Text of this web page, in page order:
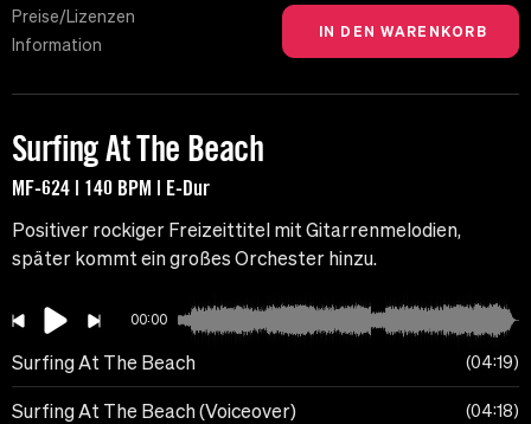
Preise/Lizenzen
Information
Surfing At The Beach
MF-624 | 140 BPM | E-Dur
Positiver rockiger Freizeittitel mit Gitarrenmelodien,
später kommt ein großes Orchester hinzu.
00:00
Surfing At The Beach 04:19
Surfing At The Beach (Voiceover) 04:18